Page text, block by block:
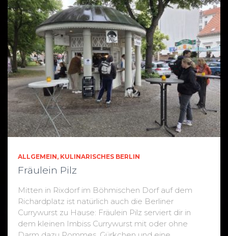
ALLGEMEIN KULINARISCHES BERLIN
Fräulein Pilz
Mitten in Rixdorf im Böhmischen Dorf auf dem
Richardplatz ist natürlich auch die Berliner
Currywurst zu Hause: Fräulein Pilz serviert dir in
dem kleinen Imbiss Currywurst mit oder ohne